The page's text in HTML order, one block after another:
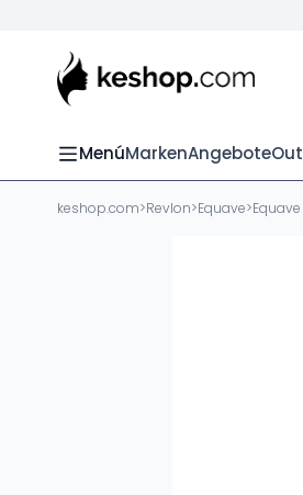
MenúMarkenAngebote
keshop.com>Revlon>Equave>